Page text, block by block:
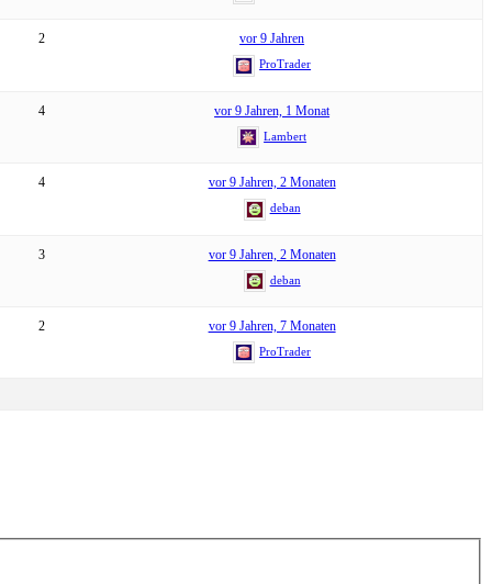
2 vor 9 Jahren
ProTrader
4 vor 9 Jahren, 1 Monat
Lambert
4 vor 9 Jahren, 2 Monaten
deban
3 vor 9 Jahren, 2 Monaten
deban
2 vor 9 Jahren, 7 Monaten
ProTrader